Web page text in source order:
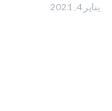
يناير 4, 2021